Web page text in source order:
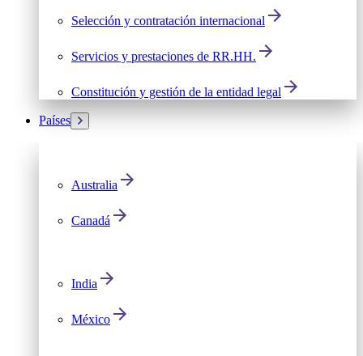
Selección y contratación internacional
Servicios y prestaciones de RR.HH.
Constitución y gestión de la entidad legal
Países
Australia
Canadá
India
México